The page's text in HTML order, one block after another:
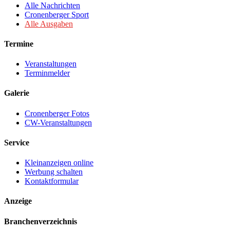
Alle Nachrichten
Cronenberger Sport
Alle Ausgaben
Termine
Veranstaltungen
Terminmelder
Galerie
Cronenberger Fotos
CW-Veranstaltungen
Service
Kleinanzeigen online
Werbung schalten
Kontaktformular
Anzeige
Branchenverzeichnis